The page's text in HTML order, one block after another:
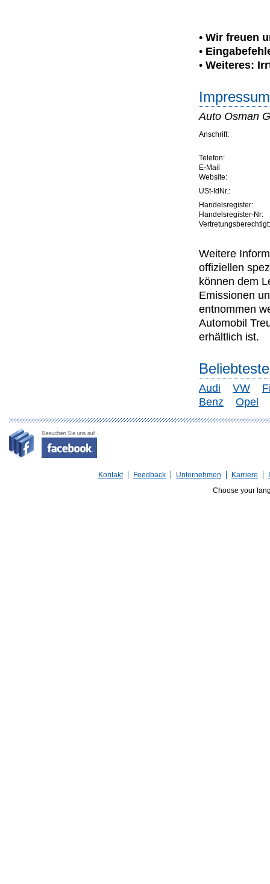
• Wir freuen
•
• Weiteres:
Auto Osman
Anschrift:
Telefon:
E-Mail
Website:
USt-IdNr.:
Handelsregister:
Handelsregister-Nr:
Vertretungsberechtigt:
Weitere
offiziellen
können dem
Emissionen
entnommen
Automobil
erhältlich ist.
Audi VW
Benz
Opel
Kontakt Feedback Unternehmen Karriere
Choose your